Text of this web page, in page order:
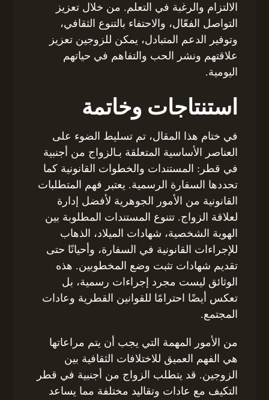
الالتزام والرغبة في التعلم. من خلال تعزيز
التواصل الفعّال، والاحتفاء بالتنوع الثقافي،
وتوفير الدعم المتبادل، يمكن للزوجين تعزيز
علاقتهم ونشر الحب والتفاهم في حياتهم
اليومية.
استنتاجات وخاتمة
في ختام هذا المقال، تم تسليط الضوء على
العناصر الأساسية المتعلقة بـالزواج من أجنبية
في قطر: المستندات والخطوات القانونية كما
تحددها السفارة الرسمية. يعتبر فهم المتطلبات
القانونية من الأمور الجوهرية لأفضل إدارة
لعلاقة الزواج. تتنوع المستندات المطلوبة بين
الهوية الشخصية، شهادات الميلاد، الذهاب
للإجراءات القانونية في السفارة، وأحيانًا حتى
تقديم شهادات تثبت وضع المخطوبين. هذه
الوثائق ليست مجرد إجراءات رسمية، بل
تعكس أيضًا احترامًا للقوانين القطرية وعادات
المجتمع.
من الأمور المهمة التي يجب أن يتم مراعاتها
هي الفهم العميق للاختلافات الثقافية بين
الزوجين. قد يتطلب الزواج من أجنبية في قطر
التكيف مع عادات وتقاليد مختلفة مما يساعد